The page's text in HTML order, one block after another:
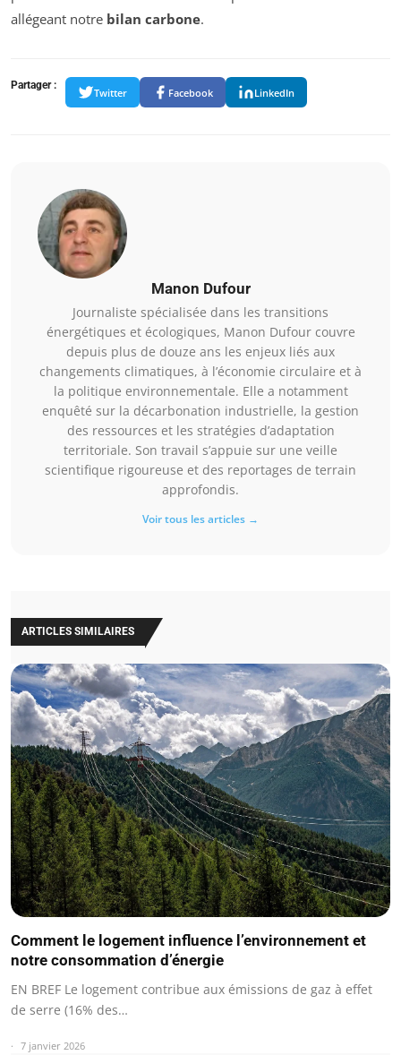
allégeant notre bilan carbone.
Partager :
Twitter Facebook LinkedIn
Manon Dufour
Journaliste spécialisée dans les transitions
énergétiques et écologiques, Manon Dufour couvre
depuis plus de douze ans les enjeux liés aux
changements climatiques, à l’économie circulaire et à
la politique environnementale. Elle a notamment
enquêté sur la décarbonation industrielle, la gestion
des ressources et les stratégies d’adaptation
territoriale. Son travail s’appuie sur une veille
scientifique rigoureuse et des reportages de terrain
approfondis.
Voir tous les articles →
ARTICLES SIMILAIRES
Comment le logement influence l’environnement et
notre consommation d’énergie
EN BREF Le logement contribue aux émissions de gaz à effet
de serre (16% des…
7 janvier 2026